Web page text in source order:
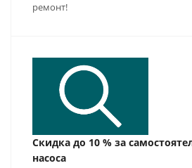
ремонт!
Скидка до 10 % за
насоса